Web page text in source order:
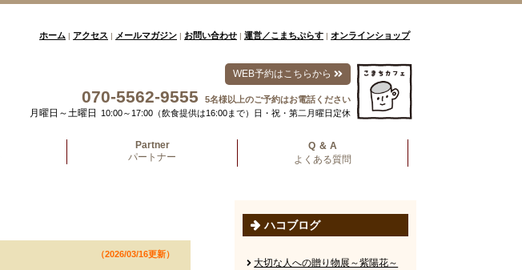
ホーム | アクセス | メールマガジン | お問い合わせ | 運営／こまちぷらす | オンラインショップ
WEB予約はこちらから
070-5562-9555 5名様以上のご予約はお電話ください
月曜日～土曜日 10:00～17:00（飲食提供は16:00まで）日・祝・第二月曜日定休
Partner
パートナー
Q ＆ A
よくある質問
（2026/03/16更新）
ハコブログ
大切な人への贈り物展～紫陽花～